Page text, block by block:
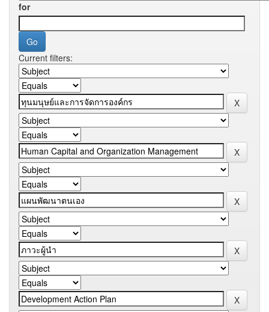
for
Current filters: